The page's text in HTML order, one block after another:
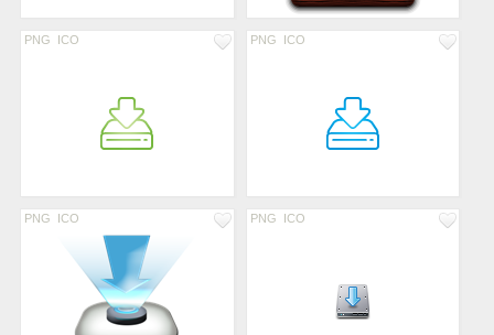
PNG ICO PNG ICO
PNG ICO PNG ICO